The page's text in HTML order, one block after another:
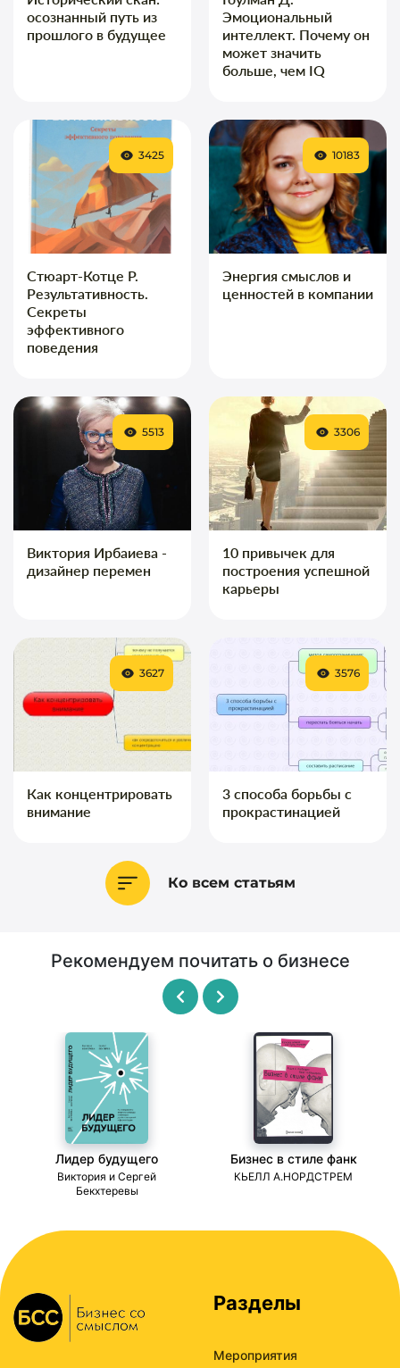
осознанный путь из
прошлого в будущее
Эмоциональный
интеллект. Почему он
может значить
больше, чем IQ
Стюарт-Котце Р.
Результативность.
Секреты
эффективного
поведения
3425
Энергия смыслов и
ценностей в компании
10183
Виктория Ирбаиева -
дизайнер перемен
5513
10 привычек для
построения успешной
карьеры
3306
Как концентрировать
внимание
3627
3 способа борьбы с
прокрастинацией
3576
Ко всем статьям
Рекомендуем почитать о бизнесе
Лидер будущего
Виктория и Сергей
Бекхтеревы
Бизнес в стиле фанк
КЬЕЛЛ А.НОРДСТРЕМ
Разделы
Мероприятия